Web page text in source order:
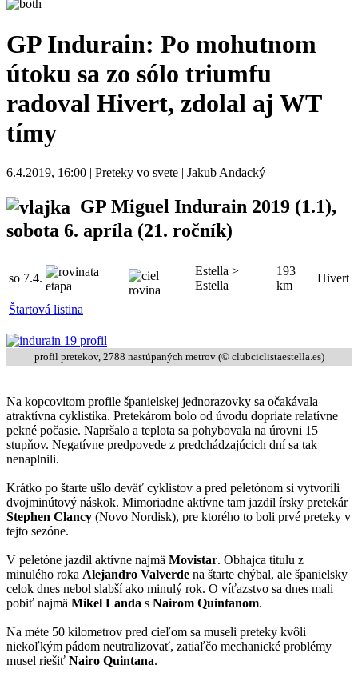
GP Indurain: Po mohutnom
útoku sa zo sólo triumfu
radoval Hivert, zdolal aj WT
tímy
6.4.2019, 16:00 | Preteky vo svete | Jakub Andacký
GP Miguel Indurain 2019 (1.1),
sobota 6. apríla (21. ročník)
so 7.4.
Estella >
Estella
193
km
Hivert
Štartová listina
profil pretekov, 2788 nastúpaných metrov (© clubciclistaestella.es)
Na kopcovitom profile španielskej jednorazovky sa očakávala
atraktívna cyklistika. Pretekárom bolo od úvodu dopriate relatívne
pekné počasie. Napršalo a teplota sa pohybovala na úrovni 15
stupňov. Negatívne predpovede z predchádzajúcich dní sa tak
nenaplnili.
Krátko po štarte ušlo deväť cyklistov a pred peletónom si vytvorili
dvojminútový náskok. Mimoriadne aktívne tam jazdil írsky pretekár
Stephen Clancy (Novo Nordisk), pre ktorého to boli prvé preteky v
tejto sezóne.
V peletóne jazdil aktívne najmä Movistar. Obhajca titulu z
minulého roka Alejandro Valverde na štarte chýbal, ale španielsky
celok dnes nebol slabší ako minulý rok. O víťazstvo sa dnes mali
pobiť najmä Mikel Landa s Nairom Quintanom.
Na méte 50 kilometrov pred cieľom sa museli preteky kvôli
niekoľkým pádom neutralizovať, zatiaľčo mechanické problémy
musel riešiť Nairo Quintana.